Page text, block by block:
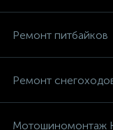
Ремонт питбайков
Ремонт